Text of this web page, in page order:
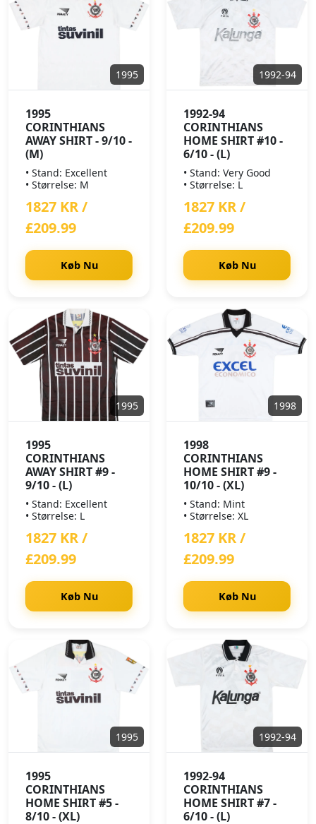
1995
1995
CORINTHIANS
AWAY SHIRT - 9/10 -
(M)
• Stand: Excellent
• Størrelse: M
1827 KR /
£209.99
Køb Nu
1992-94
1992-94
CORINTHIANS
HOME SHIRT #10 -
6/10 - (L)
• Stand: Very Good
• Størrelse: L
1827 KR /
£209.99
Køb Nu
1995
1995
CORINTHIANS
AWAY SHIRT #9 -
9/10 - (L)
• Stand: Excellent
• Størrelse: L
1827 KR /
£209.99
Køb Nu
1998
1998
CORINTHIANS
HOME SHIRT #9 -
10/10 - (XL)
• Stand: Mint
• Størrelse: XL
1827 KR /
£209.99
Køb Nu
1995
1995
CORINTHIANS
HOME SHIRT #5 -
8/10 - (XL)
1992-94
1992-94
CORINTHIANS
HOME SHIRT #7 -
6/10 - (L)